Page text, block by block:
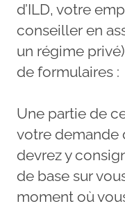
d’ILD, votre
conseiller en
un régime
de formulaires :
Une partie de
votre demande
devrez y
de base sur
moment où